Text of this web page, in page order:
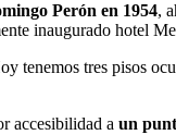
Perón en 1954,
inaugurado hotel
tenemos tres pisos
accesibilidad a un